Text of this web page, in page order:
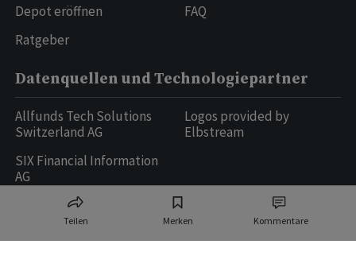
Teilen Merken Kommentare
Depot eröffnen
Ratgeber
FAQ
Datenquellen und Technologiepartner
Allfunds Tech Solutions
Switzerland AG
SIX Financial Information
AG
Logos provided by
Elbstream